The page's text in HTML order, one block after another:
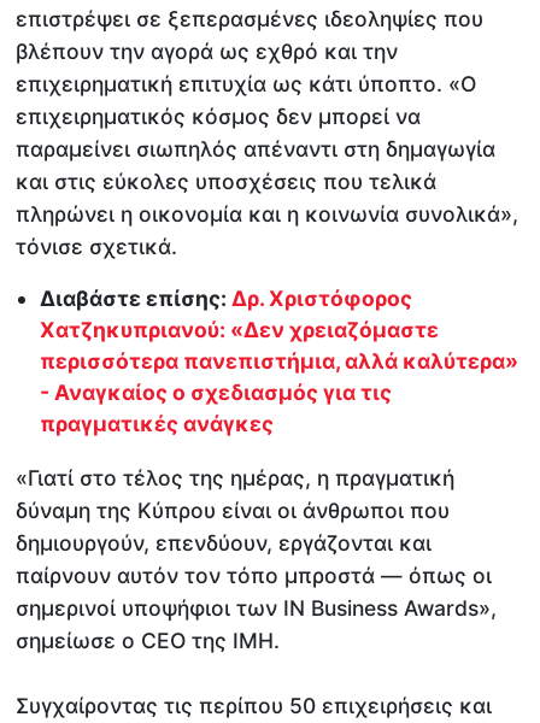
επιστρέψει σε ξεπερασμένες ιδεοληψίες που
βλέπουν την αγορά ως εχθρό και την
επιχειρηματική επιτυχία ως κάτι ύποπτο. «Ο
επιχειρηματικός κόσμος δεν μπορεί να
παραμείνει σιωπηλός απέναντι στη δημαγωγία
και στις εύκολες υποσχέσεις που τελικά
πληρώνει η οικονομία και η κοινωνία συνολικά»,
τόνισε σχετικά.
Διαβάστε επίσης: Δρ. Χριστόφορος
Χατζηκυπριανού: «Δεν χρειαζόμαστε
περισσότερα πανεπιστήμια, αλλά καλύτερα»
- Αναγκαίος ο σχεδιασμός για τις
πραγματικές ανάγκες
«Γιατί στο τέλος της ημέρας, η πραγματική
δύναμη της Κύπρου είναι οι άνθρωποι που
δημιουργούν, επενδύουν, εργάζονται και
παίρνουν αυτόν τον τόπο μπροστά — όπως οι
σημερινοί υποψήφιοι των IN Business Awards»,
σημείωσε ο CEO της IMH.
Συγχαίροντας τις περίπου 50 επιχειρήσεις και